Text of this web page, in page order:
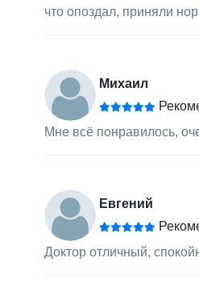
что опоздал, приняли
Михаил
Мне всё понравилось,
Евгений
Доктор отличный,